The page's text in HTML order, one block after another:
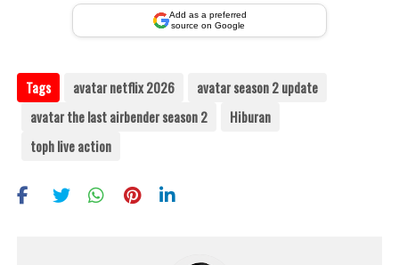
Add as a preferred
source on Google
Tags avatar netflix 2026
avatar season 2 update
avatar the last airbender season 2
Hiburan
toph live action